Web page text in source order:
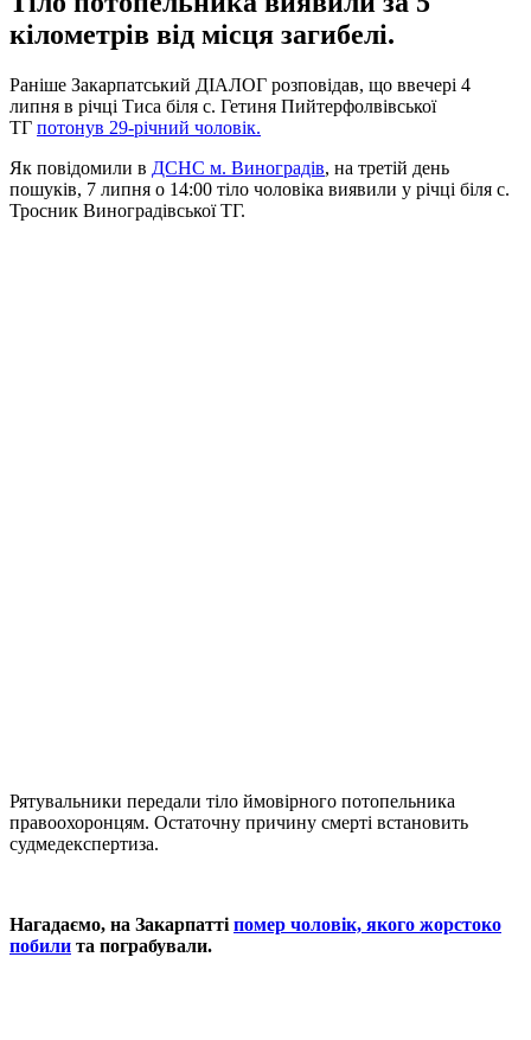
кілометрів від місця загибелі.
Раніше Закарпатський ДІАЛОГ розповідав, що ввечері 4
липня в річці Тиса біля с. Гетиня Пийтерфолвівської
ТГ потонув 29-річний чоловік.
Як повідомили в ДСНС м. Виноградів, на третій день
пошуків, 7 липня о 14:00 тіло чоловіка виявили у річці біля с.
Тросник Виноградівської ТГ.
Рятувальники передали тіло ймовірного потопельника
правоохоронцям. Остаточну причину смерті встановить
судмедекспертиза.
Нагадаємо, на Закарпатті помер чоловік, якого жорстоко
побили та пограбували.